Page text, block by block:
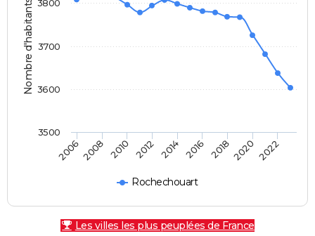
Nombre d'habitants
Rochechouart
20062008 2010 2012 2014 2016 20182020 2022
3600
3700
3800
3500
Les villes les plus peuplées de France